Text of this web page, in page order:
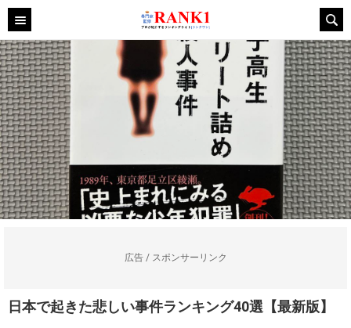
広告 / スポンサーリンク
日本で起きた悲しい事件ランキング40選【最新版】